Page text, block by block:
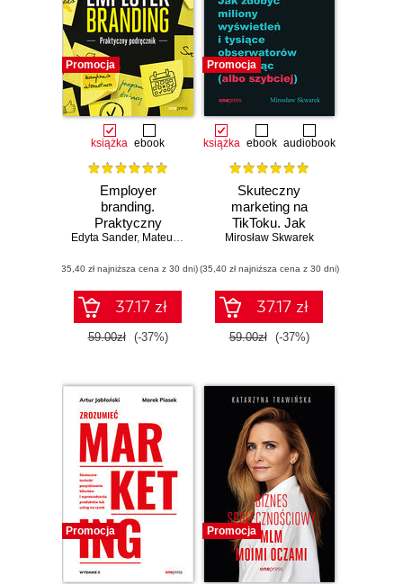
Promocja
książka ebook
Employer
branding.
Praktyczny
podręcznik
Edyta Sander, Mateusz Jabłonowski
(35,40 zł najniższa cena z 30 dni)
37.17 zł
59.00zł (-37%)
Promocja
książka ebook audiobook
Skuteczny
marketing na
TikToku. Jak
zdobyć miliony
tysiące
obserwatorów w
miesiąc (albo
szybciej)
Mirosław Skwarek
(35,40 zł najniższa cena z 30 dni)
37.17 zł
59.00zł (-37%)
Promocja Promocja